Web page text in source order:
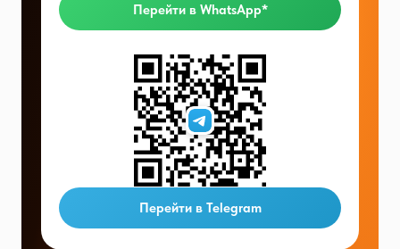
Перейти в WhatsApp*
Перейти в Telegram